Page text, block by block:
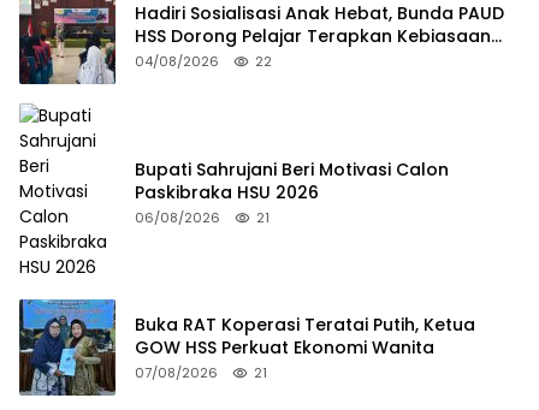
Hadiri Sosialisasi Anak Hebat, Bunda PAUD
HSS Dorong Pelajar Terapkan Kebiasaan
Baik
04/08/2026 22
Bupati Sahrujani Beri Motivasi Calon
Paskibraka HSU 2026
06/08/2026 21
Buka RAT Koperasi Teratai Putih, Ketua
GOW HSS Perkuat Ekonomi Wanita
07/08/2026 21